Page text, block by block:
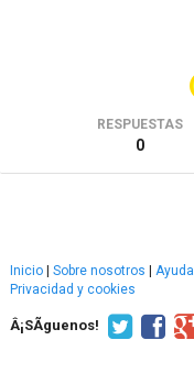
RESPUESTAS
0
Inicio Sobre nosotros Ayuda
Privacidad y cookies
Â¡SÃ­guenos!